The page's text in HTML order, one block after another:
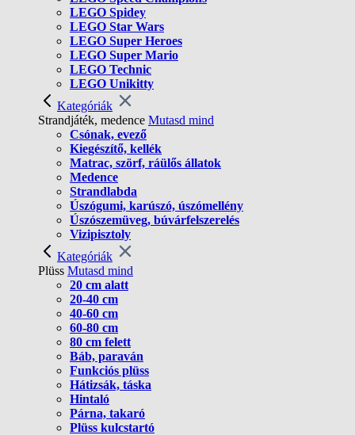
LEGO Spidey
LEGO Star Wars
LEGO Super Heroes
LEGO Super Mario
LEGO Technic
LEGO Unikitty
Kategóriák
Strandjáték, medence Mutasd mind
Csónak, evező
Kiegészítő, kellék
Matrac, szörf, ráülős állatok
Medence
Strandlabda
Úszógumi, karúszó, úszómellény
Úszószemüveg, búvárfelszerelés
Vizipisztoly
Kategóriák
Plüss Mutasd mind
20 cm alatt
20-40 cm
40-60 cm
60-80 cm
80 cm felett
Báb, paraván
Funkciós plüss
Hátizsák, táska
Hintaló
Párna, takaró
Plüss kulcstartó